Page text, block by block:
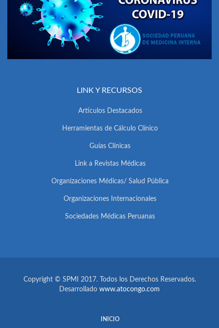
LINK Y RECURSOS
Artículos Destacados
Herramientas de Cálculo Clínico
Guías Clínicas
Link a Revistas Médicas
Organizaciones Médicas/ Salud Pública
Organizaciones Internacionales
Sociedades Médicas Peruanas
Copyright © SPMI 2017. Todos los Derechos Reservados.
Desarrollado www.atocongo.com
INICIO